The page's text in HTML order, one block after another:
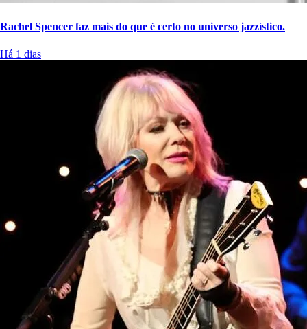
Rachel Spencer faz mais do que é certo no universo jazzístico.
Há 1 dias